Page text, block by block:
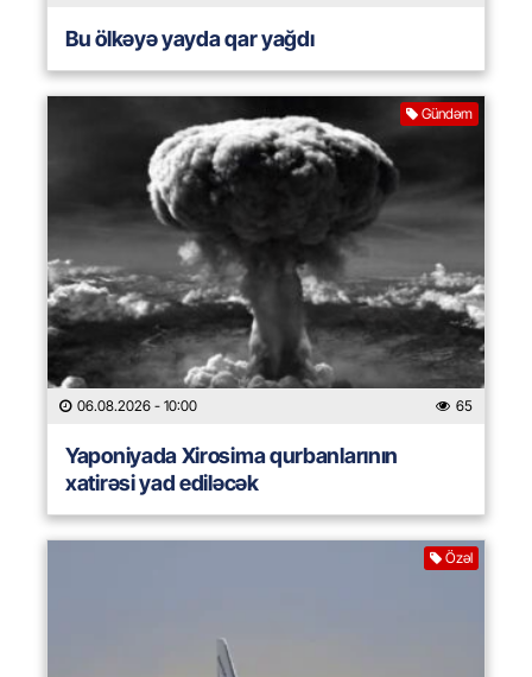
Bu ölkəyə yayda qar yağdı
Gündəm
06.08.2026 - 10:00 65
Yaponiyada Xirosima qurbanlarının
xatirəsi yad ediləcək
Özəl